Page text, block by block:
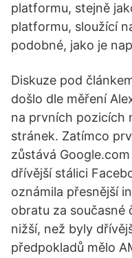
platformu, stejně
platformu, sloužící
podobné, jako je
Diskuze pod
došlo dle měření
na prvních pozicích
stránek. Zatímco
zůstává
dřívější stálici
oznámila přesnější
obratu za
nižší, než byly
předpokladů mělo